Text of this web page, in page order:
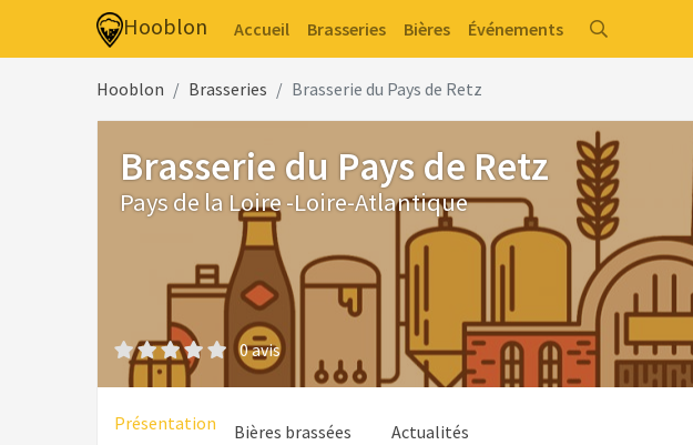
Hooblon Accueil Brasseries Bières Événements
Hooblon Brasseries Brasserie du Pays de Retz
Brasserie du Pays de Retz
Pays de la Loire -Loire-Atlantique
0 avis
Présentation Bières brassées Actualités